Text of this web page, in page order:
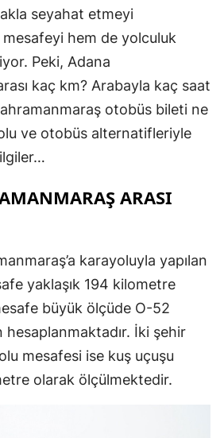
seyahat etmeyi
hem de yolculuk
Peki, Adana
kaç km? Arabayla kaç saat
otobüs bileti ne
ve otobüs alternatifleriyle
ARASI
karayoluyla yapılan
yaklaşık 194 kilometre
büyük ölçüde O-52
İki şehir
mesafesi ise kuş uçuşu
olarak ölçülmektedir.